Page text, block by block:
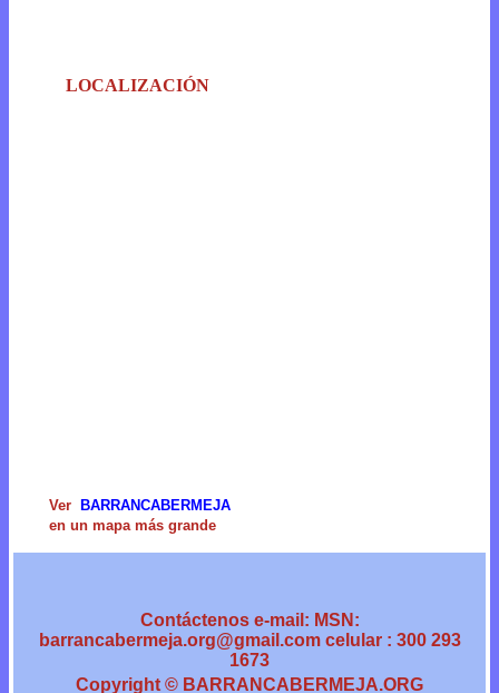
LOCALIZACIÓN
Ver
BARRANCABERMEJA
en un mapa más grande
Contáctenos e-mail: MSN:
barrancabermeja.org@gmail.comcelular : 300 293
1673
Copyright © BARRANCABERMEJA.ORG